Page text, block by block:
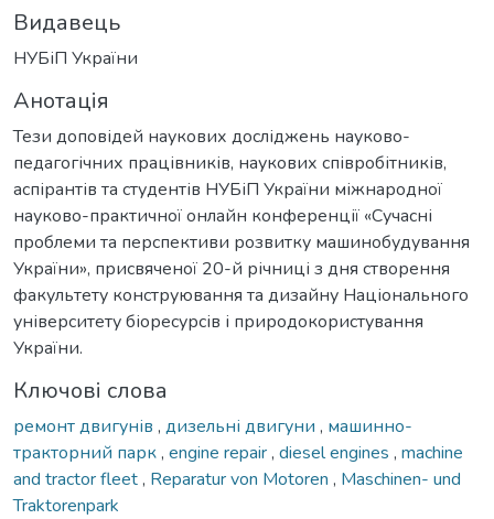
Видавець
НУБіП України
Анотація
Тези доповідей наукових досліджень науково-
педагогічних працівників, наукових співробітників,
аспірантів та студентів НУБіП України міжнародної
науково-практичної онлайн конференції «Сучасні
проблеми та перспективи розвитку машинобудування
України», присвяченої 20-й річниці з дня створення
факультету конструювання та дизайну Національного
університету біоресурсів і природокористування
України.
Ключові слова
ремонт двигунів , дизельні двигуни , машинно-
тракторний парк, engine repair, diesel engines , machine
and tractor fleet, Reparatur von Motoren , Maschinen- und
Traktorenpark